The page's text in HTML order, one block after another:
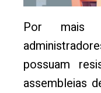
Por mais
possuam
assembleias